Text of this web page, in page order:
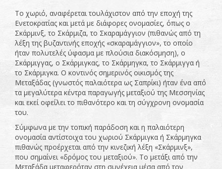
Το χωριό, αναφέρεται τουλάχιστον από την εποχή της
Ενετοκρατίας και μετά με διάφορες ονομασίες, όπως ο
Σκάρμινξ, το Σκάρμιζα, το Σκαραμάγγιον (πιθανώς από τη
λέξη της βυζαντινής εποχής «σκαραμάγγιον», το οποίο
ήταν πολυτελές ύφασμα με πλούσια διακόσμηση), ο
Σκάρμιγγας, ο Σκάρμιγκας, το Σκάρμηγκα, το Σκάρμιγγα ή
το Σκάρμιγκα. Ο κοντινός σημερινός οικισμός της
Μεταξάδας (γνωστός παλαιότερα ως Σαπρίκι) ήταν ένα από
τα μεγαλύτερα κέντρα παραγωγής μεταξιού της Μεσσηνίας
και εκεί οφείλει το πιθανότερο και τη σύγχρονη ονομασία
του.
Σύμφωνα με την τοπική παράδοση και η παλαιότερη
ονομασία αντίστοιχα του χωριού Σκάρμιγκα ή Σκάρμηγκα
πιθανώς προέρχεται από την κινεζική λέξη «Σκάρμινξ»,
που σημαίνει «δρόμος του μεταξιού». Το μετάξι από την
Μεταξάδα μεταφερόταν στη συνέχεια μέσα από τον